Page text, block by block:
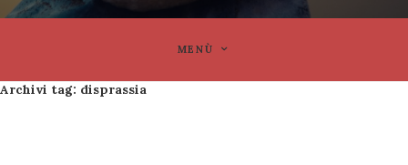
MENÙ
Archivi tag: disprassia